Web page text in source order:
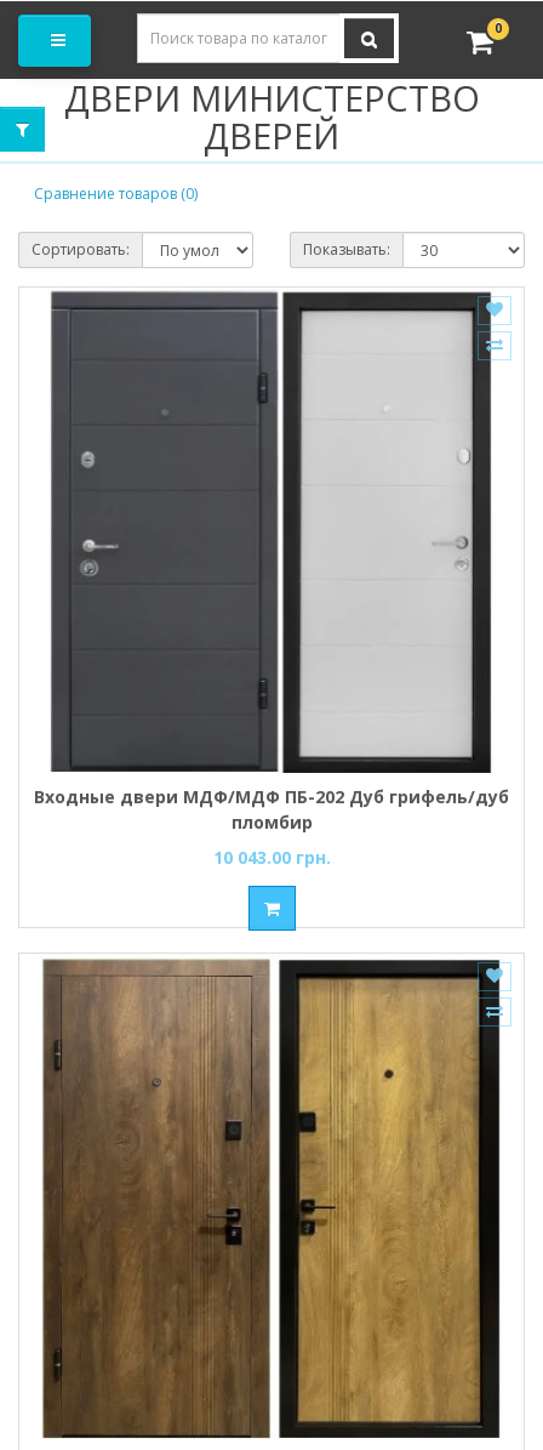
0
ДВЕРИ МИНИСТЕРСТВО
ДВЕРЕЙ
Сравнение товаров (0)
Сортировать: Показывать:
Входные двери МДФ/МДФ ПБ-202 Дуб грифель/дуб
пломбир
10 043.00 грн.